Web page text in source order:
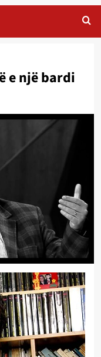
e një bardi